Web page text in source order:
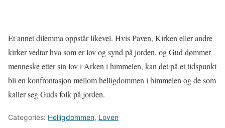
Et annet dilemma oppstår likevel. Hvis Paven, Kirken eller andre
kirker vedtar hva som er lov og synd på jorden, og Gud dømmer
menneske etter sin lov i Arken i himmelen, kan det på et tidspunkt
bli en konfrontasjon mellom helligdommen i himmelen og de som
kaller seg Guds folk på jorden.
Categories: Helligdommen, Loven